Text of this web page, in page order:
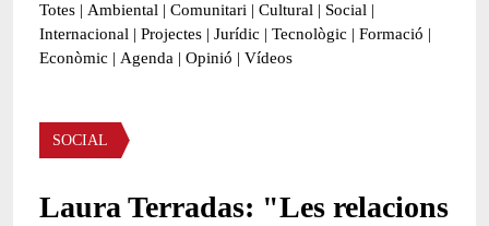
Totes | Ambiental | Comunitari | Cultural | Social |
Internacional | Projectes | Jurídic | Tecnològic | Formació |
Econòmic | Agenda | Opinió | Vídeos
Àmbit de la notícia
SOCIAL
Laura Terradas: "Les relacions